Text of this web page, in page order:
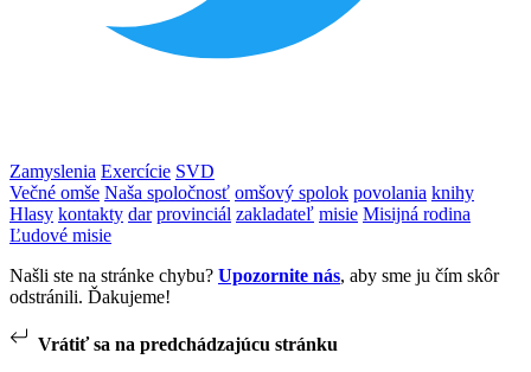
Zamyslenia Exercície SVD
Večné omše Naša spoločnosť omšový spolok povolania knihy
Hlasy kontakty dar provinciál zakladateľ misie Misijná rodina
Ľudové misie
Našli ste na stránke chybu? Upozornite nás, aby sme ju čím skôr
odstránili. Ďakujeme!
Vrátiť sa na predchádzajúcu stránku